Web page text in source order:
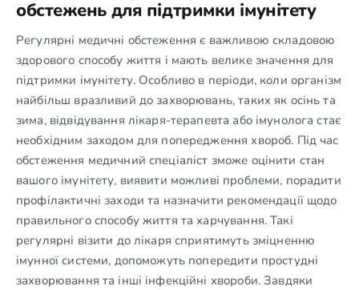
обстежень для підтримки імунітету
Регулярні медичні обстеження є важливою складовою
здорового способу життя і мають велике значення для
підтримки імунітету. Особливо в періоди, коли організм
найбільш вразливий до захворювань, таких як осінь та
зима, відвідування лікаря-терапевта або імунолога стає
необхідним заходом для попередження хвороб. Під час
обстеження медичний спеціаліст зможе оцінити стан
вашого імунітету, виявити можливі проблеми, порадити
профілактичні заходи та назначити рекомендації щодо
правильного способу життя та харчування. Такі
регулярні візити до лікаря сприятимуть зміцненню
імунної системи, допоможуть попередити простудні
захворювання та інші інфекційні хвороби. Завдяки